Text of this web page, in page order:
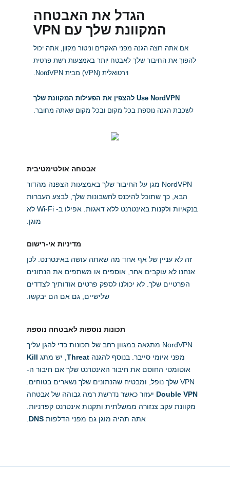
הגדל את האבטחה
המקוונת שלך עם VPN
אם אתה רוצה הגנה מפני האקרים וניטור מקוון, אתה יכול
להפוך את החיבור שלך לאבטח יותר באמצעות רשת פרטית
וירטואלית (VPN) מבית NordVPN.
Use NordVPN להצפין את הפעילות המקוונת שלך
לשכבת הגנה נוספת בכל מקום ובכל מקום שאתה מחובר.
אבטחה אולטימטיבית
NordVPN מגן על החיבור שלך באמצעות הצפנה מהדור
הבא, כך שתוכל להיכנס לחשבונות שלך, לבצע העברות
בנקאיות ולקנות באינטרנט ללא דאגות. אפילו ב- Wi-Fi לא
מוגן.
מדיניות אי-רישום
זה לא עניין של אף אחד מה שאתה עושה באינטרנט. לכן
אנחנו לא עוקבים אחר, אוספים או משתפים את הנתונים
הפרטיים שלך. לא יכולנו לספק פרטים אודותיך לצדדים
שלישיים, גם אם הם יבקשו.
תכונות נוספות לאבטחה נוספת
NordVPN מתגאה במגוון רחב של תכונות כדי להגן עליך
מפני איומי סייבר. בנוסף להגנה Threat, יש מתג Kill
אוטומטי החוסם את חיבור האינטרנט שלך אם חיבור ה-
VPN שלך נופל, ומבטיח שהנתונים שלך נשארים בטוחים.
Double VPN יעזור כאשר נדרשת רמה גבוהה של אבטחה
מקוונת עקב צנזורה ממשלתית ותקנות אינטרנט קפדניות.
אתה תהיה מוגן גם מפני הדלפות DNS